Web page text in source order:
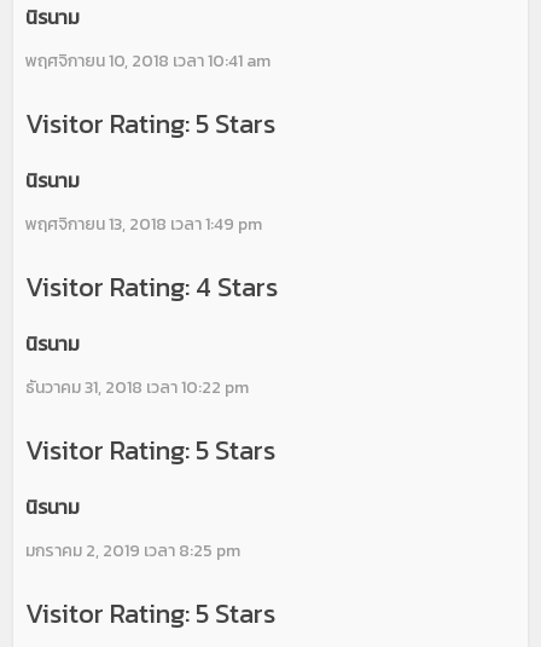
นิรนาม
พฤศจิกายน 10, 2018 เวลา 10:41 am
Visitor Rating: 5 Stars
นิรนาม
พฤศจิกายน 13, 2018 เวลา 1:49 pm
Visitor Rating: 4 Stars
นิรนาม
ธันวาคม 31, 2018 เวลา 10:22 pm
Visitor Rating: 5 Stars
นิรนาม
มกราคม 2, 2019 เวลา 8:25 pm
Visitor Rating: 5 Stars